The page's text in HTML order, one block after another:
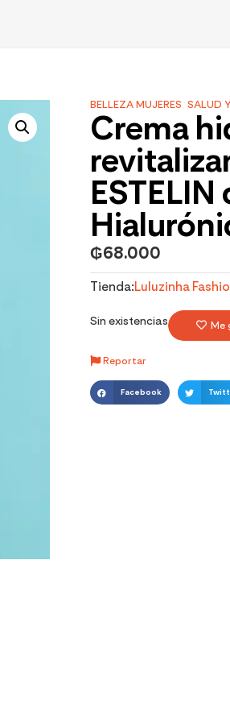
BELLEZA MUJERES SALUD
Crema
₲68.000
Tienda:Luluzinha
Sin existencias Me
Reportar
Facebook